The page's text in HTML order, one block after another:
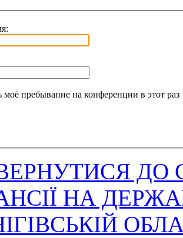
моё пребывание на конференции в этот раз
ДО
НА